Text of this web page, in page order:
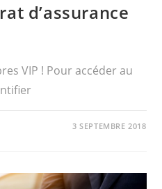
d’assurance
VIP ! Pour accéder au
3 SEPTEMBRE 2018